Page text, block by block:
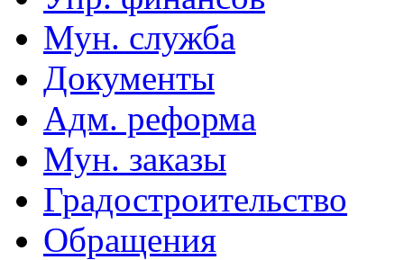
Мун. служба
Документы
Адм. реформа
Мун. заказы
Градостроительство
Обращения